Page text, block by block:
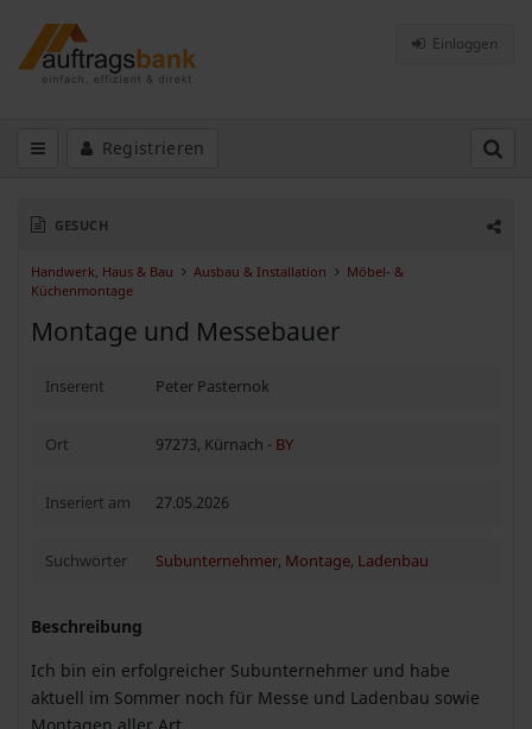
Einloggen
Registrieren
GESUCH
Handwerk, Haus & Bau Ausbau & Installation
Möbel- &
Küchenmontage
Montage und Messebauer
Inserent Peter Pasternok
Ort 97273, Kürnach - BY
Inseriert am 27.05.2026
Suchwörter Subunternehmer, Montage, Ladenbau
Beschreibung
Ich bin ein erfolgreicher Subunternehmer und habe
aktuell im Sommer noch für Messe und Ladenbau sowie